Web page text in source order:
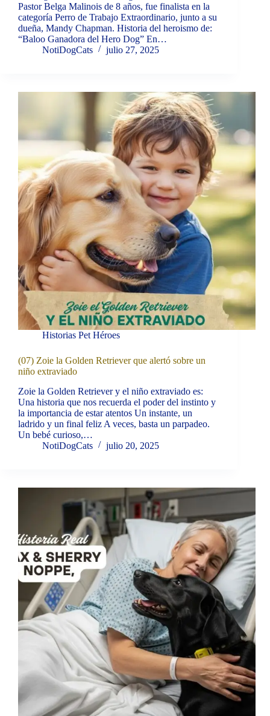
Pastor Belga Malinois de 8 años, fue finalista en la
categoría Perro de Trabajo Extraordinario, junto a su
dueña, Mandy Chapman. Historia del heroismo de:
“Baloo Ganadora del Hero Dog” En…
NotiDogCats
julio 27, 2025
Historias Pet Héroes
(07) Zoie la Golden Retriever que alertó sobre un
niño extraviado
Zoie la Golden Retriever y el niño extraviado es:
Una historia que nos recuerda el poder del instinto y
la importancia de estar atentos Un instante, un
ladrido y un final feliz A veces, basta un parpadeo.
Un bebé curioso,…
NotiDogCats
julio 20, 2025